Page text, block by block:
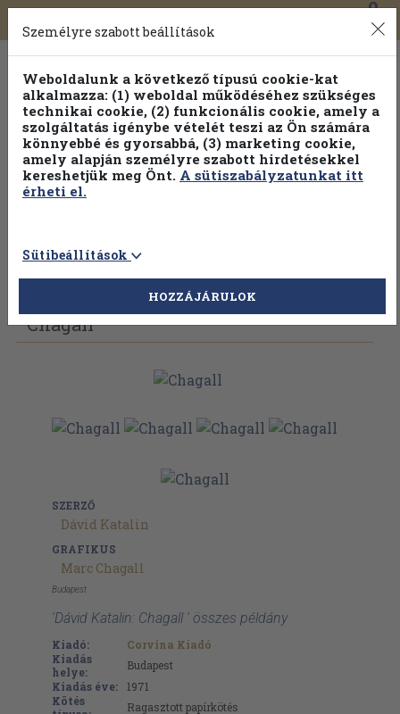
Toggle
navigation
0
Vissza az előző oldalra Válasszon példányt
Chagall
SZERZŐ
Dávid Katalin
GRAFIKUS
Marc Chagall
Budapest
'Dávid Katalin: Chagall ' összes példány
Kiadó:
Corvina Kiadó
Kiadás
helye:
Budapest
Kiadás éve:
1971
Kötés
Ragasztott papírkötés
Személyre szabott beállítások
Weboldalunk a következő típusú cookie-kat
alkalmazza: (1) weboldal működéséhez szükséges
technikai cookie, (2) funkcionális cookie, amely a
szolgáltatás igénybe vételét teszi az Ön számára
könnyebbé és gyorsabbá, (3) marketing cookie,
amely alapján személyre szabott hirdetésekkel
kereshetjük meg Önt. A sütiszabályzatunkat itt
érheti el.
Sütibeállítások
HOZZÁJÁRULOK